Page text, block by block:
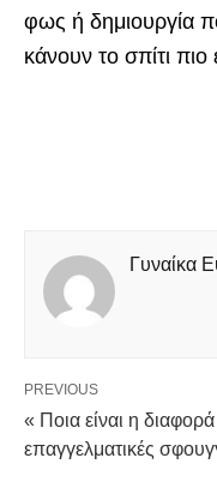
φως ή δημιουργία
κάνουν το σπίτι πιο
Γυναίκα
PREVIOUS
« Ποια είναι η διαφορά
επαγγελματικές